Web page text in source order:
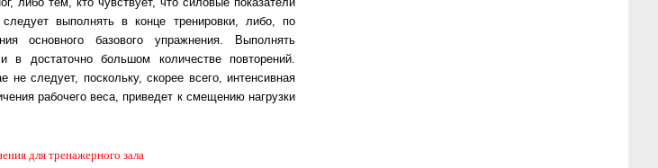
выполнять в конце тренировки, либо, по
основного базового упражнения. Выполнять
в достаточно большом количестве повторений.
не следует, поскольку, скорее всего, интенсивная
рабочего веса, приведет к смещению нагрузки
для тренажерного зала